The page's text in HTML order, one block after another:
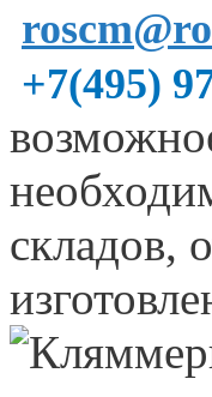
+7(495)
складов,